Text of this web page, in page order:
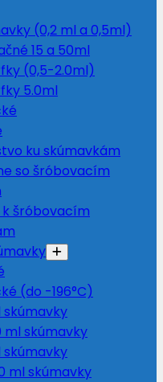
(0,2 ml a 0,5ml)
15 a 50ml
(0,5-2.0ml)
5.0ml
ku skúmavkám
so šróbovacím
šróbovacím
(do -196°C)
skúmavky
ml skúmavky
skúmavky
ml skúmavky